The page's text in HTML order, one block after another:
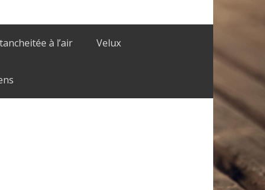
à l’air Velux